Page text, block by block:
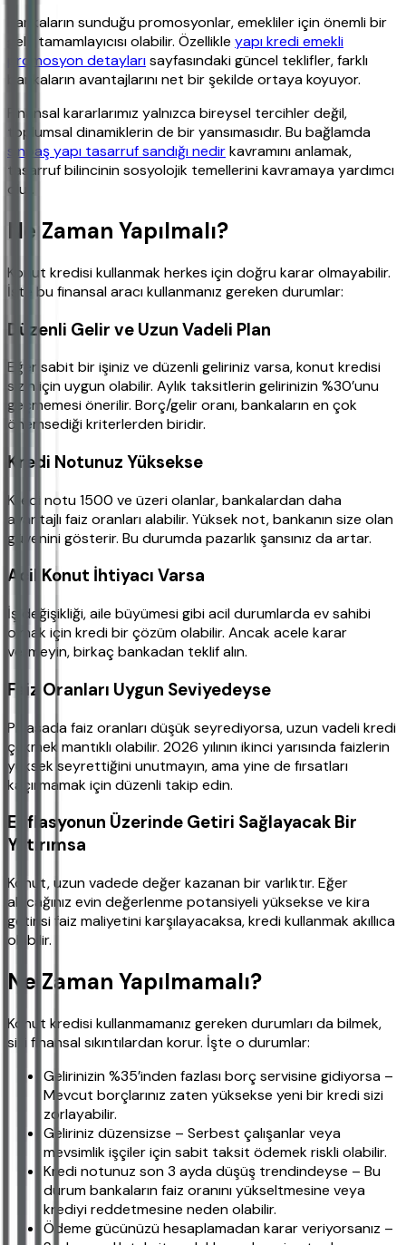
Bankaların sunduğu promosyonlar, emekliler için önemli bir
gelir tamamlayıcısı olabilir. Özellikle yapı kredi emekli
promosyon detaylarısayfasındaki güncel teklifler, farklı
bankaların avantajlarını net bir şekilde ortaya koyuyor.
Finansal kararlarımız yalnızca bireysel tercihler değil,
toplumsal dinamiklerin de bir yansımasıdır. Bu bağlamda
sinpaş yapı tasarruf sandığı nedirkavramını anlamak,
tasarruf bilincinin sosyolojik temellerini kavramaya yardımcı
olur.
Ne Zaman Yapılmalı?
Konut kredisi kullanmak herkes için doğru karar olmayabilir.
İşte bu finansal aracı kullanmanız gereken durumlar:
Düzenli Gelir ve Uzun Vadeli Plan
Eğer sabit bir işiniz ve düzenli geliriniz varsa, konut kredisi
sizin için uygun olabilir. Aylık taksitlerin gelirinizin %30’unu
geçmemesi önerilir. Borç/gelir oranı, bankaların en çok
önemsediği kriterlerden biridir.
Kredi Notunuz Yüksekse
Kredi notu 1500 ve üzeri olanlar, bankalardan daha
avantajlı faiz oranları alabilir. Yüksek not, bankanın size olan
güvenini gösterir. Bu durumda pazarlık şansınız da artar.
Acil Konut İhtiyacı Varsa
İş değişikliği, aile büyümesi gibi acil durumlarda ev sahibi
olmak için kredi bir çözüm olabilir. Ancak acele karar
vermeyin, birkaç bankadan teklif alın.
Faiz Oranları Uygun Seviyedeyse
Piyasada faiz oranları düşük seyrediyorsa, uzun vadeli kredi
çekmek mantıklı olabilir. 2026 yılının ikinci yarısında faizlerin
yüksek seyrettiğini unutmayın, ama yine de fırsatları
kaçırmamak için düzenli takip edin.
Enflasyonun Üzerinde Getiri Sağlayacak Bir
Yatırımsa
Konut, uzun vadede değer kazanan bir varlıktır. Eğer
alacağınız evin değerlenme potansiyeli yüksekse ve kira
getirisi faiz maliyetini karşılayacaksa, kredi kullanmak akıllıca
olabilir.
Ne Zaman Yapılmamalı?
Konut kredisi kullanmamanız gereken durumları da bilmek,
sizi finansal sıkıntılardan korur. İşte o durumlar:
Gelirinizin %35’inden fazlası borç servisine gidiyorsa –
Mevcut borçlarınız zaten yüksekse yeni bir kredi sizi
zorlayabilir.
Geliriniz düzensizse – Serbest çalışanlar veya
mevsimlik işçiler için sabit taksit ödemek riskli olabilir.
Kredi notunuz son 3 ayda düşüş trendindeyse – Bu
durum bankaların faiz oranını yükseltmesine veya
krediyi reddetmesine neden olabilir.
Ödeme gücünüzü hesaplamadan karar veriyorsanız –